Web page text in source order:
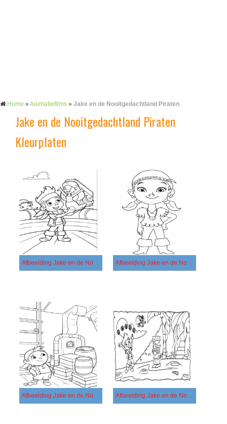
Home »Animatiefilms » Jake en de Nooitgedachtland Piraten
Jake en de Nooitgedachtland Piraten
Kleurplaten
Afbeelding Jake en de Nooitgedachtland Piraten afdrukbaar Afbeelding Jake en de Nooitgedachtland Piraten gratis afdrukbaar
Afbeelding Jake en de Nooitgedachtland Piraten gratis Afbeelding Jake en de Nooitgedachtland Piraten printbaar